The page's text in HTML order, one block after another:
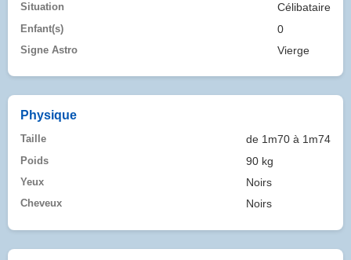
Situation Célibataire
Enfant(s) 0
Signe Astro Vierge
Physique
Taille de 1m70 à 1m74
Poids 90 kg
Yeux Noirs
Cheveux Noirs